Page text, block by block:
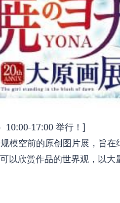
10:00-17:00 举行！]
模空前的原创图片展，旨
以欣赏作品的世界观，以大